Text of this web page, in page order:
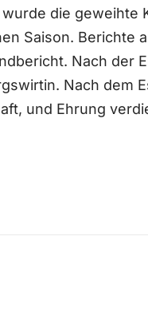
die geweihte
Saison. Berichte
Nach der
Nach dem
und Ehrung